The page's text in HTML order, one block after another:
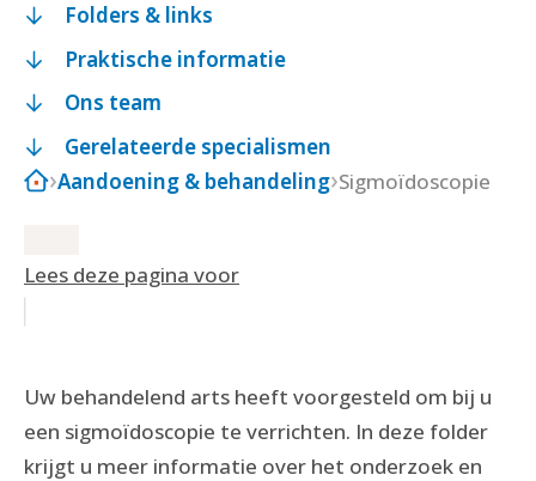
Folders & links
Praktische informatie
Ons team
Gerelateerde specialismen
Aandoening & behandeling Sigmoïdoscopie
Lees deze pagina voor
Uw behandelend arts heeft voorgesteld om bij u
een sigmoïdoscopie te verrichten. In deze folder
krijgt u meer informatie over het onderzoek en